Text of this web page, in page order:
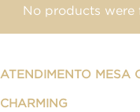
No products were
ATENDIMENTO MESA
CHARMING